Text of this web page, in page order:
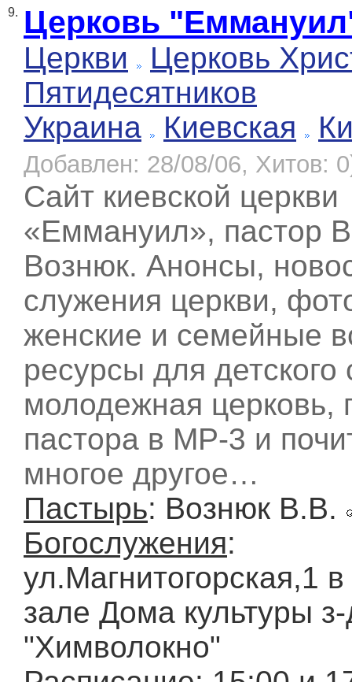
9. Церковь
Церкви
Церковь
Пятидесятников
Украина
Киевская
Добавлен: 28/08/06, Хитов:
Сайт киевской церкви
«Еммануил», пастор
Вознюк. Анонсы,
служения церкви,
женские и семейные
ресурсы для
молодежная церковь,
пастора в МР-3 и
многое другое…
Пастырь: Вознюк В.В.
Богослужения:
ул.Магнитогорская,1
зале Дома культуры
"Химволокно"